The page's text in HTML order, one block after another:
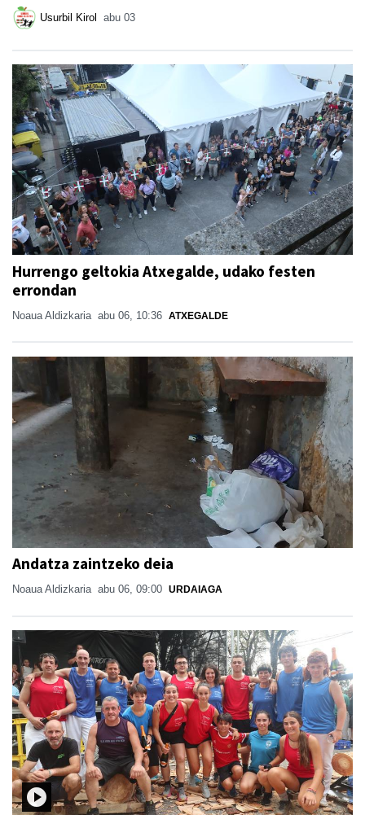
Usurbil Kirol abu 03
Hurrengo geltokia Atxegalde, udako festen
errondan
Noaua Aldizkaria abu 06, 10:36 ATXEGALDE
Andatza zaintzeko deia
Noaua Aldizkaria abu 06, 09:00 URDAIAGA